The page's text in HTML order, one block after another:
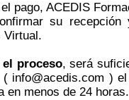
pago, ACEDIS
su
Virtual.
el proceso, será
info@acedis.com )
en menos de 24 horas.